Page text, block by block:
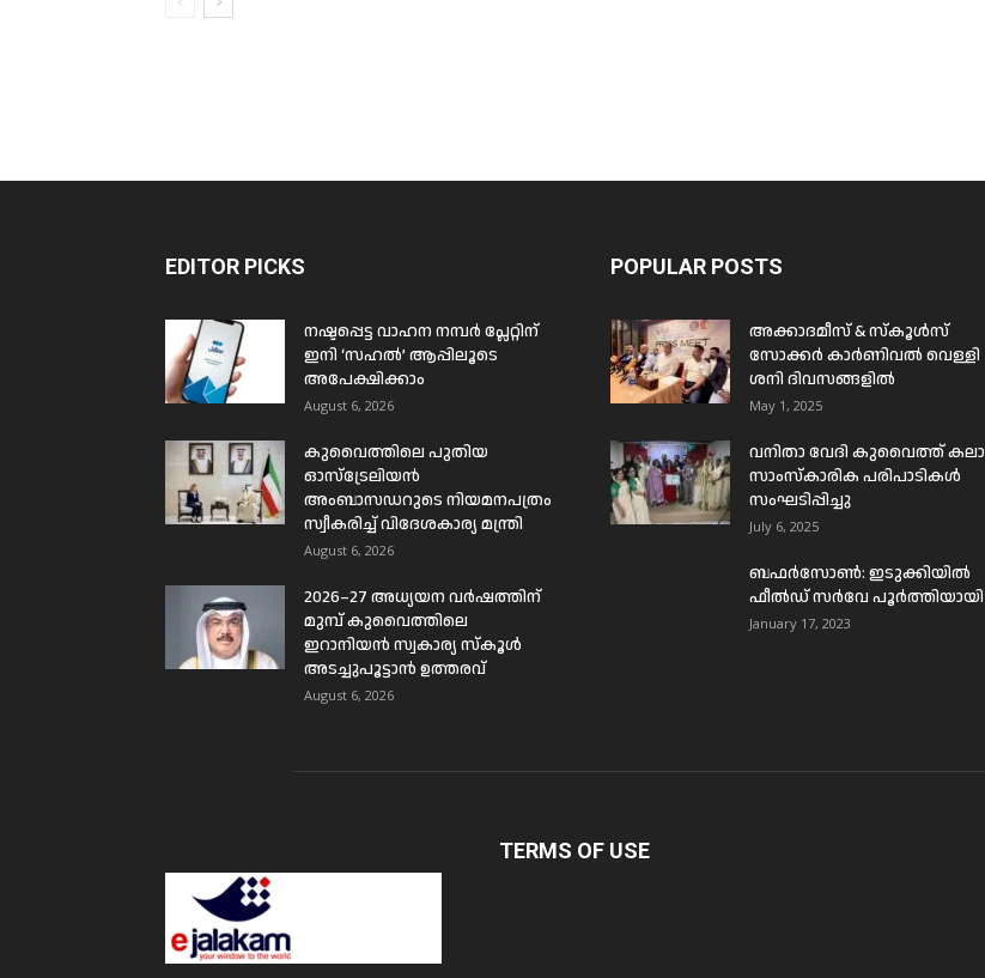
EDITOR PICKS
നഷ്ടപ്പെട്ട വാഹന നമ്പർ പ്ലേറ്റിന്
ഇനി ‘സഹൽ’ ആപ്പിലൂടെ
അപേക്ഷിക്കാം
August 6, 2026
കുവൈത്തിലെ പുതിയ
ഓസ്ട്രേലിയൻ
അംബാസഡറുടെ നിയമനപത്രം
സ്വീകരിച്ച് വിദേശകാര്യ മന്ത്രി
August 6, 2026
2026–27 അധ്യയന വർഷത്തിന്
മുമ്പ് കുവൈത്തിലെ
ഇറാനിയൻ സ്വകാര്യ സ്കൂൾ
അടച്ചുപൂട്ടാൻ ഉത്തരവ്
August 6, 2026
POPULAR POSTS
അക്കാദമീസ് & സ്കൂൾസ്
സോക്കർ കാർണിവൽ വെള്ളി
ശനി ദിവസങ്ങളിൽ
May 1, 2025
വനിതാ വേദി കുവൈത്ത് കലാ
സാംസ്കാരിക പരിപാടികൾ
സംഘടിപ്പിച്ചു
July 6, 2025
ബഫര്‍സോണ്‍: ഇടുക്കിയില്‍
ഫീല്‍ഡ് സര്‍വേ പൂര്‍ത്തിയായി
January 17, 2023
TERMS OF USE